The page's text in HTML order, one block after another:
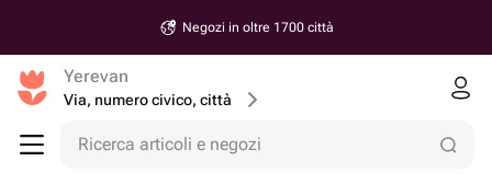
Negozi in oltre 1700 città
Yerevan
Via, numero civico, città
Ricerca articoli e negozi